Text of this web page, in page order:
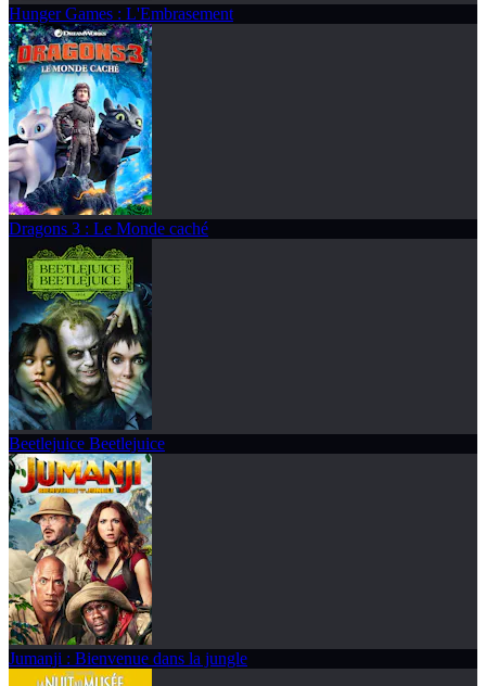
Hunger Games : L'Embrasement
Dragons 3 : Le Monde caché
Beetlejuice Beetlejuice
Jumanji : Bienvenue dans la jungle